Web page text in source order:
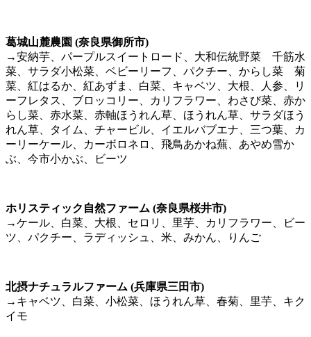
葛城山麓農園 (奈良県御所市)
→安納芋、パープルスイートロード、大和伝統野菜 千筋水
菜、サラダ小松菜、ベビーリーフ、パクチー、からし菜 菊
菜、紅はるか、紅あずま、白菜、キャベツ、大根、人参、リ
ーフレタス、ブロッコリー、カリフラワー、わさび菜、赤か
らし菜、赤水菜、赤軸ほうれん草、ほうれん草、サラダほう
れん草、タイム、チャービル、イエルバブエナ、三つ葉、カ
ーリーケール、カーボロネロ、飛鳥あかね蕪、あやめ雪か
ぶ、今市小かぶ、ビーツ
ホリスティック自然ファーム (奈良県桜井市)
→ケール、白菜、大根、セロリ、里芋、カリフラワー、ビー
ツ、パクチー、ラディッシュ、米、みかん、りんご
北摂ナチュラルファーム (兵庫県三田市)
→キャベツ、白菜、小松菜、ほうれん草、春菊、里芋、キク
イモ